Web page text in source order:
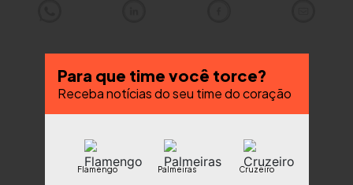
Para que time você torce?
Receba notícias do seu time do coração
Flamengo Palmeiras Cruzeiro